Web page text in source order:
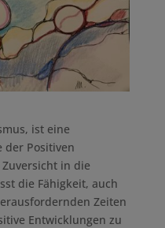
ist eine
der Positiven
in die
die Fähigkeit, auch
Zeiten
Entwicklungen zu